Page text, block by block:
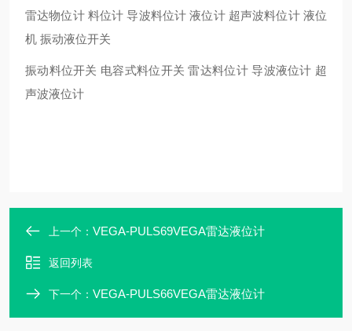
雷达物位计 料位计 导波料位计 液位计 超声波料位计 液位
机 振动液位开关
振动料位开关 电容式料位开关 雷达料位计 导波液位计 超
声波液位计
上一个： VEGA-PULS69VEGA雷达液位计
返回列表
下一个： VEGA-PULS66VEGA雷达液位计